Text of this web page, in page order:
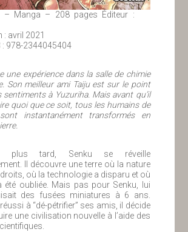
– Manga – 208 pages Éditeur :
: avril 2021
: 978-2344045404
une expérience dans la salle de chimie
Son meilleur ami Taiju est sur le point
sentiments à Yuzuriha. Mais avant qu’il
quoi que ce soit, tous les humains de
instantanément transformés en
plus tard, Senku se réveille
Il découvre une terre où la nature
où la technologie a disparu et où
été oubliée. Mais pas pour Senku, lui
des fusées miniatures à 6 ans.
à “dé-pétrifier” ses amis, il décide
une civilisation nouvelle à l’aide des